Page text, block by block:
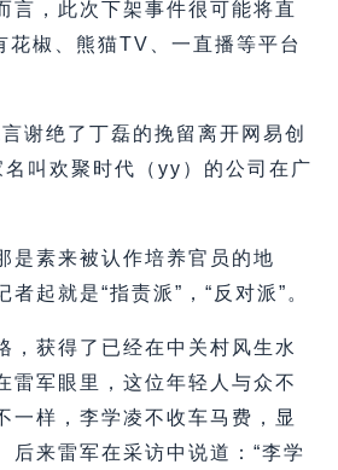
言，此次下架事件很可能将直
花椒、熊猫TV、一直播等平台
谢绝了丁磊的挽留离开网易创
叫欢聚时代（yy）的公司在广
是素来被认作培养官员的地
起就是“指责派”，“反对派”。
，获得了已经在中关村风生水
雷军眼里，这位年轻人与众不
一样，李学凌不收车马费，显
后来雷军在采访中说道：“李学